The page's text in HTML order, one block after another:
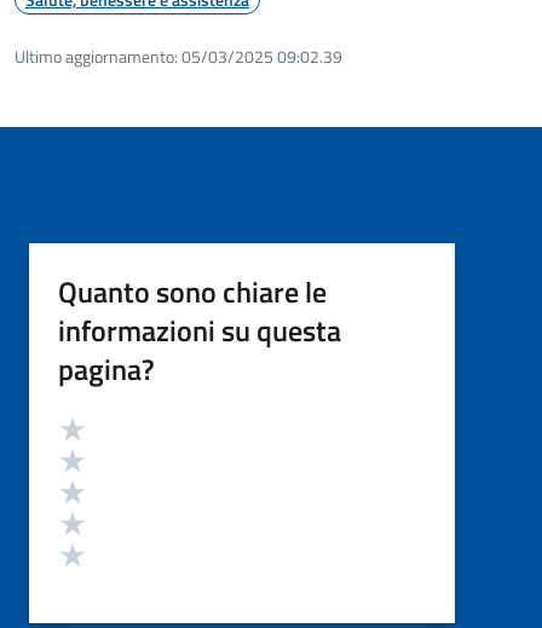
Ultimo aggiornamento:05/03/2025 09:02.39
Quanto sono chiare le
informazioni su questa
pagina?
Valutazione